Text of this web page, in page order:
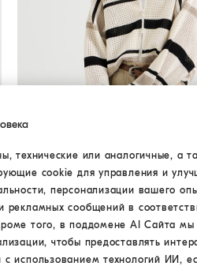
Кардиган Net с капюшоном и
Кардиган Net с
молнией
N/A
технические или аналогичные, а
cookie для управления и
персонализации вашего
рекламных сообщений в
того, в поддомене AI Сайта
чтобы предоставлять
использованием технологий ИИ,